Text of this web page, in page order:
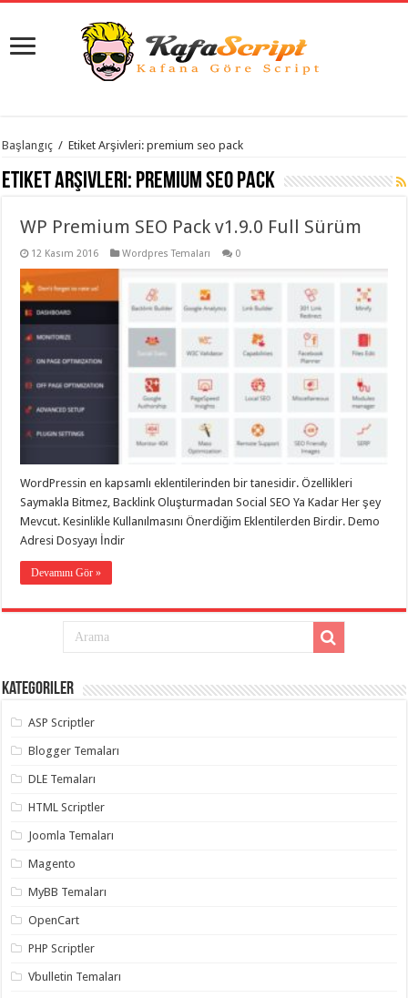
istanbul
evden
eve
organizasyon,
evden
taşımacılık ,
evden
taşımacılık,
gaziantep
evden
taşımacılık
gaziantep
gaziantep
evden
taşımacılık,
gaziantep
taşımacılık,
evden
taşımacılık,
gaziantep
taşıma,
evden
taşımacılık,
gaziantep
organizasyon
gaziantep
organizasyon,
gaziantep
organizasyon
gaziantep
gaziantep
gaziantep
gaziantep
twitter
Başlangıç / Etiket Arşivleri: premium seo pack
Etiket Arşivleri: premium seo pack
WP Premium SEO Pack v1.9.0 Full Sürüm
12 Kasım 2016 Wordpres Temaları 0
WordPressin en kapsamlı eklentilerinden bir tanesidir. Özellikleri
Saymakla Bitmez, Backlink Oluşturmadan Social SEO Ya Kadar Her şey
Mevcut. Kesinlikle Kullanılmasını Önerdiğim Eklentilerden Birdir. Demo
Adresi Dosyayı İndir
Devamını Gör »
Kategoriler
ASP Scriptler
Blogger Temaları
DLE Temaları
HTML Scriptler
Joomla Temaları
Magento
MyBB Temaları
OpenCart
PHP Scriptler
Vbulletin Temaları